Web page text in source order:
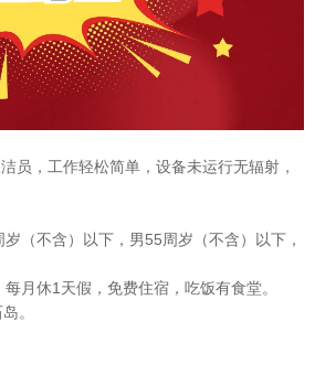
，工作轻松简单，设备未运行无辐射，
不含）以下，男55周岁（不含）以下，
休1天假，免费住宿，吃饭有食堂。
。